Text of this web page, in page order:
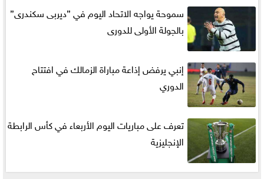
سموحة يواجه الاتحاد اليوم في ”ديربى سكندرى”
بالجولة الأولى للدورى
إنبي يرفض إذاعة مباراة الزمالك في افتتاح
الدوري
تعرف على مباريات اليوم الأربعاء في كأس الرابطة
الإنجليزية